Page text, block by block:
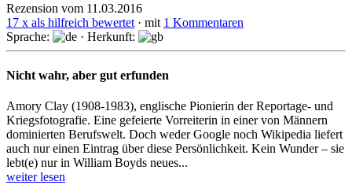
Rezension vom 11.03.2016
17 x als hilfreich bewertet · mit 1 Kommentaren
Sprache:
· Herkunft:
Nicht wahr, aber gut erfunden
Amory Clay (1908-1983), englische Pionierin der Reportage- und
Kriegs­foto­grafie. Eine gefeierte Vor­rei­terin in einer von Männern
domi­nierten Berufs­welt. Doch weder Google noch Wiki­pedia liefert
auch nur einen Eintrag über diese Persön­lichkeit. Kein Wunder – sie
lebt(e) nur in William Boyds neues­...
weiter lesen